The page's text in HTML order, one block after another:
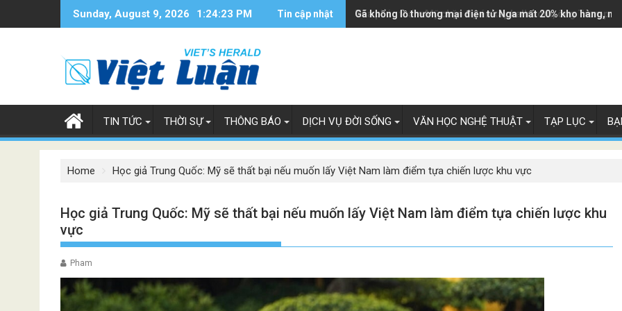
Sunday, August 9, 2026 1:24:24 PM Tin cập nhật Tòa phúc thẩm Mỹ chặn dự án xây ballroom, ông Trump
Gã khổng lồ thương mại điện tử Nga mất 20% kho hàng,
TIN TỨC THỜI SỰ THÔNG BÁO DỊCH VỤ ĐỜI SỐNG VĂN HỌC NGHỆ THUẬT TẠP LỤC
Home Học giả Trung Quốc: Mỹ sẽ thất bại nếu muốn lấy Việt Nam làm điểm tựa chiến lược khu vực
Học giả Trung Quốc: Mỹ sẽ thất bại nếu muốn lấy Việt Nam làm điểm tựa chiến lược khu
vực
Pham